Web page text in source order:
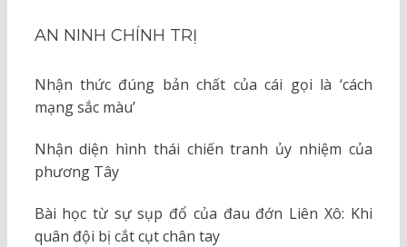
AN NINH CHÍNH TRỊ
Nhận thức đúng bản chất của cái gọi là ‘cách
mạng sắc màu’
Nhận diện hình thái chiến tranh ủy nhiệm của
phương Tây
Bài học từ sự sụp đổ của đau đớn Liên Xô: Khi
quân đội bị cắt cụt chân tay